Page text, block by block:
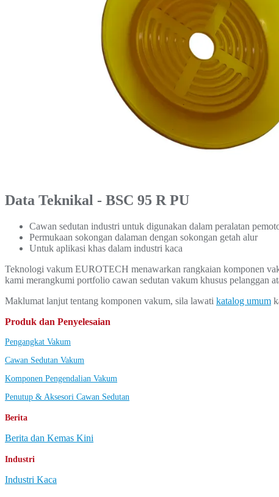
Data Teknikal - BSC 95 R PU
Cawan sedutan industri untuk digunakan dalam peralatan
Permukaan sokongan dalaman dengan sokongan getah alur
Untuk aplikasi khas dalam industri kaca
Teknologi vakum EUROTECH menawarkan rangkaian komponen
kami merangkumi portfolio cawan sedutan vakum khusus pelanggan
Maklumat lanjut tentang komponen vakum, sila lawati katalog umum
Produk dan Penyelesaian
Pengangkat Vakum
Cawan Sedutan Vakum
Komponen Pengendalian Vakum
Penutup & Aksesori Cawan Sedutan
Berita
Berita dan Kemas Kini
Industri
Industri Kaca